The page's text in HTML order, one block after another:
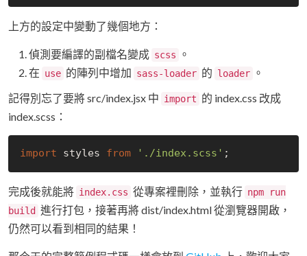
上方的設定中變動了幾個地方：
偵測要編譯的副檔名變成 scss
。
在 use 的陣列中增加 sass-loader 的 loader 。
記得別忘了要將 src/index.jsx 中 import 的 index.css 改成
index.scss：
import styles from './index.scss'
完成後就能將 index.css 從專案裡刪除，並執行 npm run
build 進行打包，接著再將 dist/index.html 從瀏覽器開啟，
仍然可以看到相同的結果！